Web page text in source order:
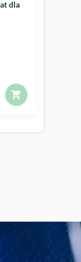
dla